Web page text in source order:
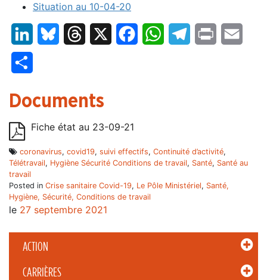
ACTION
CARRIÈRES
Situation au 10-04-20
LinkedInBluesky Threads FacebookWhatsAppTelegram
Print
Documents
Fiche état au 23-09-21
coronavirus, covid19, suivi effectifs, Continuité d’activité,
Télétravail, Hygiène Sécurité Conditions de travail, Santé, Santé au
travail
Posted in Crise sanitaire Covid-19, Le Pôle Ministériel, Santé,
Hygiène, Sécurité, Conditions de travail
le 27 septembre 2021